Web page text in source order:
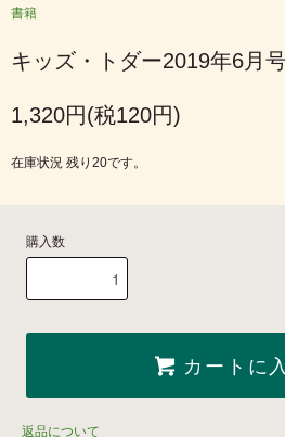
書籍
キッズ・トダー2019年6月号
1,320円(税120円)
在庫状況 残り20です。
購入数
カートに
返品について